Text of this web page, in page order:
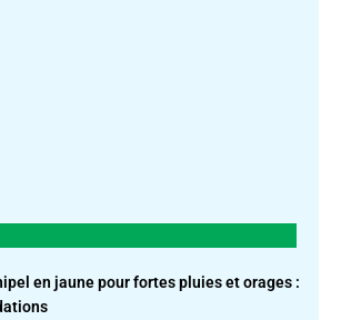
en jaune pour fortes pluies et orages :